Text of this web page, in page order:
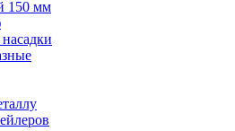
150 мм